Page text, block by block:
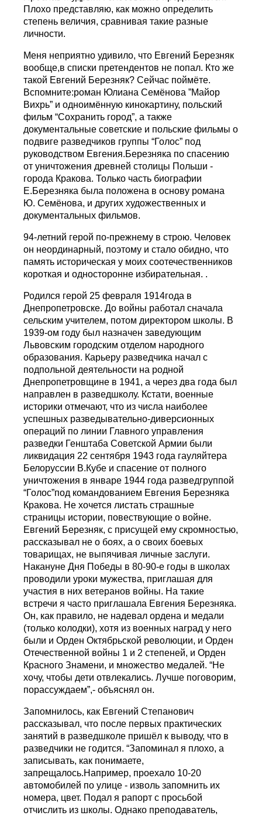
Плохо представляю, как можно определить
степень величия, сравнивая такие разные
личности.
Меня неприятно удивило, что Евгений Березняк
вообще,в списки претендентов не попал. Кто же
такой Евгений Березняк? Сейчас поймёте.
Вспомните:роман Юлиана Семёнова ”Майор
Вихрь” и одноимённую кинокартину, польский
фильм “Сохранить город”, а также
документальные советские и польские фильмы о
подвиге разведчиков группы “Голос” под
руководством Евгения.Березняка по спасению
от уничтожения древней столицы Польши -
города Кракова. Только часть биографии
Е.Березняка была положена в основу романа
Ю. Семёнова, и других художественных и
документальных фильмов.
94-летний герой по-прежнему в строю. Человек
он неординарный, поэтому и стало обидно, что
память историческая у моих соотечественников
короткая и односторонне избирательная. .
Родился герой 25 февраля 1914года в
Днепропетровске. До войны работал сначала
сельским учителем, потом директором школы. В
1939-ом году был назначен заведующим
Львовским городским отделом народного
образования. Карьеру разведчика начал с
подпольной деятельности на родной
Днепропетровщине в 1941, а через два года был
направлен в разведшколу. Кстати, военные
историки отмечают, что из числа наиболее
успешных разведывательно-диверсионных
операций по линии Главного управления
разведки Генштаба Советской Армии были
ликвидация 22 сентября 1943 года гауляйтера
Белоруссии В.Кубе и спасение от полного
уничтожения в январе 1944 года разведгруппой
“Голос”под командованием Евгения Березняка
Кракова. Не хочется листать страшные
страницы истории, повествующие о войне.
Евгений Березняк, с присущей ему скромностью,
рассказывал не о боях, а о своих боевых
товарищах, не выпячивая личные заслуги.
Накануне Дня Победы в 80-90-е годы в школах
проводили уроки мужества, приглашая для
участия в них ветеранов войны. На такие
встречи я часто приглашала Евгения Березняка.
Он, как правило, не надевал ордена и медали
(только колодки), хотя из военных наград у него
были и Орден Октябрьской революции, и Орден
Отечественной войны 1 и 2 степеней, и Орден
Красного Знамени, и множество медалей. “Не
хочу, чтобы дети отвлекались. Лучше поговорим,
порассуждаем”,- объяснял он.
Запомнилось, как Евгений Степанович
рассказывал, что после первых практических
занятий в разведшколе пришёл к выводу, что в
разведчики не годится. “Запоминал я плохо, а
записывать, как понимаете,
запрещалось.Например, проехало 10-20
автомобилей по улице - изволь запомнить их
номера, цвет. Подал я рапорт с просьбой
отчислить из школы. Однако преподаватель,